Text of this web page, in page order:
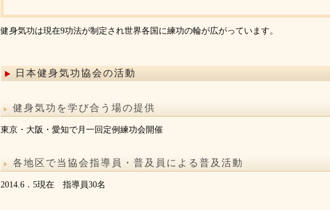
健身気功は現在9功法が制定され世界各国に練功の輪が広がっています。
日本健身気功協会の活動
健身気功を学び合う場の提供
東京・大阪・愛知で月一回定例練功会開催
各地区で当協会指導員・普及員による普及活動
2014.6．5現在 指導員30名